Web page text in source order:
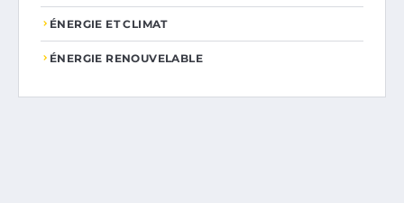
ÉNERGIE ET CLIMAT
ÉNERGIE RENOUVELABLE